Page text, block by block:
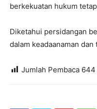
berkekuatan hukum
Diketahui persidangan
dalam keadaanaman
Jumlah Pembaca 644